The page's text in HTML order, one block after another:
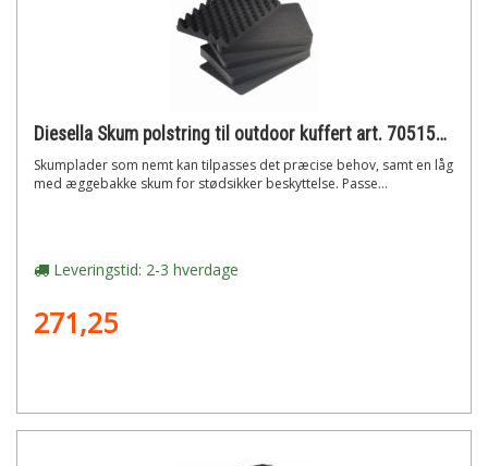
Diesella Skum polstring til outdoor kuffert art. 705153xx (330x235x150 mm) vol.: 11,7 ltr
Skumplader som nemt kan tilpasses det præcise behov, samt en låg
med æggebakke skum for stødsikker beskyttelse. Passe...
Leveringstid: 2-3 hverdage
271,25